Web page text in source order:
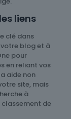
liens
clé dans
votre blog et à
pour
en reliant vos
aide non
site, mais
à
de